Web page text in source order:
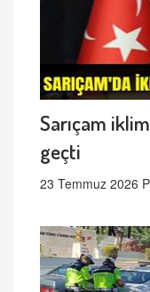
Sarıçam
geçti
23 Temmuz 2026